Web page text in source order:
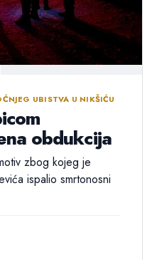
UBISTVA U NIKŠIĆU
obdukcija
zbog kojeg je
ispalio smrtonosni